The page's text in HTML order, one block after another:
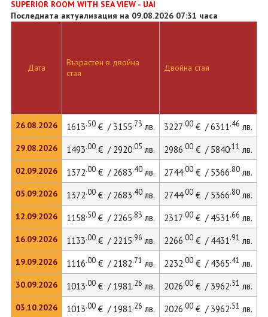
SUPERIOR ROOM WITH SEA VIEW - UAI
Последната актуализация на 09.08.2026 07:31 часа
Дата
26.08.2026
29.08.2026
02.09.2026
05.09.2026
12.09.2026
16.09.2026
19.09.2026
30.09.2026
03.10.2026
Възрастен в двойна
стая
Двойна стая
1613.50€ / 3155.73 лв. 3227.00€ / 6311.46 лв.
1493.00€ / 2920.05 лв. 2986.00€ / 5840.11 лв.
1372.00€ / 2683.40лв. 2744.00€ / 5366.80лв.
1372.00€ / 2683.40лв. 2744.00€ / 5366.80лв.
1158.50€ / 2265.83 лв. 2317.00€ / 4531.66 лв.
1133.00€ / 2215.96 лв. 2266.00€ / 4431.91 лв.
1116.00€ / 2182.71 лв. 2232.00€ / 4365.41 лв.
1013.00€ / 1981.26 лв. 2026.00€ / 3962.51 лв.
1013.00€ / 1981.26 лв. 2026.00€ / 3962.51 лв.